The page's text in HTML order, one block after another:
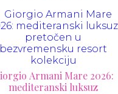
Prvi put u Americi: Victoria
butik koji izgleda
kao privatna vila